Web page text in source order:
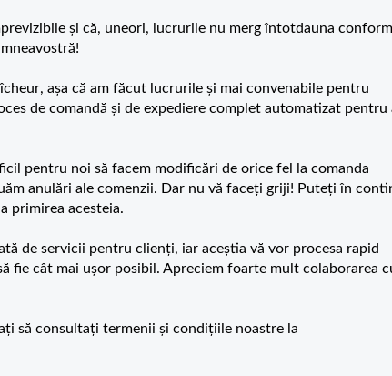
și că, uneori, lucrurile nu merg întotdauna conform
, așa că am făcut lucrurile și mai convenabile pentru
de comandă și de expediere complet automatizat pentru
pentru noi să facem modificări de orice fel la comanda
anulări ale comenzii. Dar nu vă faceți griji! Puteți în
primirea acesteia.
de servicii pentru clienți, iar aceștia vă vor procesa rapid
fie cât mai ușor posibil. Apreciem foarte mult colaborarea
să consultați termenii și condițiile noastre la